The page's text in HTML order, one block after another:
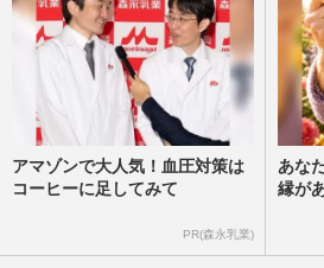
アマゾンで大人気！血圧対策は
コーヒーに足してみて
PR(森永乳業)
あな
縁が